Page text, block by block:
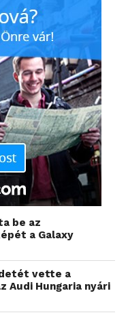
be az
a Galaxy
vette a
Audi Hungaria nyári